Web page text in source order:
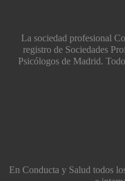
La sociedad profesional
registro de Sociedades
Psicólogos de Madrid.
En Conducta y Salud todos